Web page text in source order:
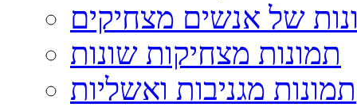
של אנשים מצחיקים
תמונות מצחיקות שונות
תמונות מגניבות ואשליות